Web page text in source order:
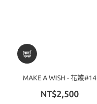
MAKE A WISH - 花叢#14
NT$2,500